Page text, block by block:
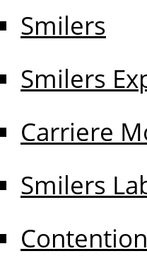
Smilers
Smilers
Carriere
Smilers
Contention